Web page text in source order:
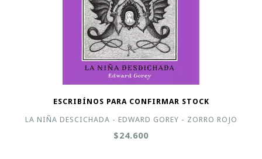
ESCRIBÍNOS PARA CONFIRMAR STOCK
LA NIÑA DESCICHADA - EDWARD GOREY - ZORRO ROJO
$24.600